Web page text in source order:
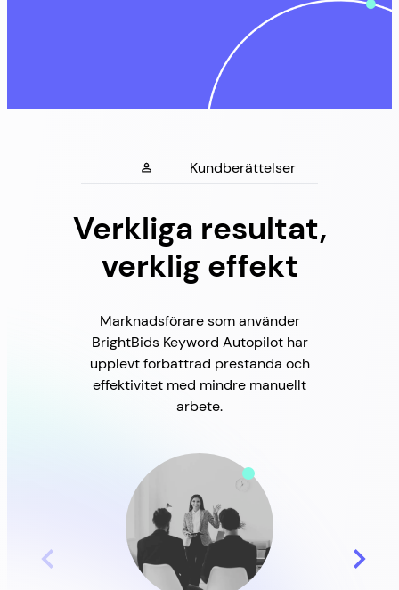
Kundberättelser
Verkliga resultat,
verklig effekt
Marknadsförare som använder
BrightBids Keyword Autopilot har
upplevt förbättrad prestanda och
effektivitet med mindre manuellt
arbete.